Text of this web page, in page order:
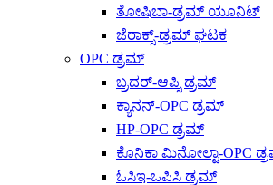
ತೋಷಿಬಾ-ಡ್ರಮ್ ಯೂನಿಟ್
ಜೆರಾಕ್ಸ್-ಡ್ರಮ್ ಘಟಕ
OPC ಡ್ರಮ್
ಬ್ರದರ್-ಆಪ್ಸಿ ಡ್ರಮ್
ಕ್ಯಾನನ್-OPC ಡ್ರಮ್
HP-OPC ಡ್ರಮ್
ಕೊನಿಕಾ ಮಿನೋಲ್ಟಾ-OPC
ಓಸಿಇ-ಒಪಿಸಿ ಡ್ರಮ್